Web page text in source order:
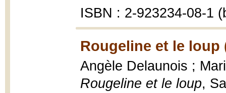
ISBN : 2-923234-08-1
Rougeline et le loup
Angèle Delaunois ;
Rougeline et le loup,